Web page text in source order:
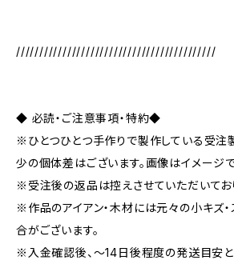
///////////////////////////////////////////
◆ 必読・ご注意事項・特約◆
※ひとつひとつ手作りで製作している受注
少の個体差はございます。画像はイメージで
※受注後の返品は控えさせていただいてお
※作品のアイアン・木材には元々の小キズ
合がございます。
※入金確認後、～14日後程度の発送目安と